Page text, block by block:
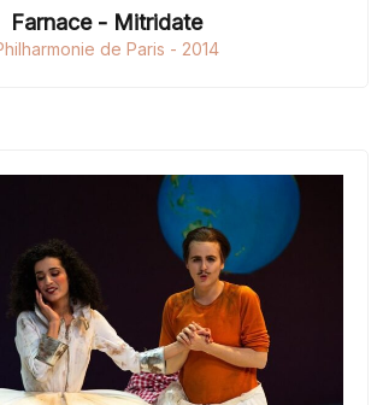
Farnace - Mitridate
de Paris - 2014